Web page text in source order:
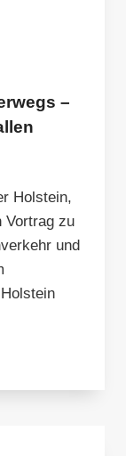
–
Holstein,
Vortrag zu
und